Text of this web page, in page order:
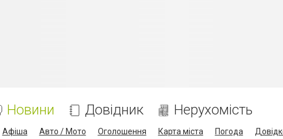
Новини Довідник Нерухомість
Афіша Авто / Мото Оголошення Карта міста Погода